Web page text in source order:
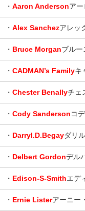
・ Aaron Andersonア
・ Alex Sanchezアレッ
・ Bruce Morganブルー
・ CADMAN’s Familyキ
・ Chester Benallyチェ
・ Cody Sandersonコ
・ Darryl.D.Begayダリ
・ Delbert Gordonデル
・ Edison-S-Smithエデ
・ Ernie Listerアーニー